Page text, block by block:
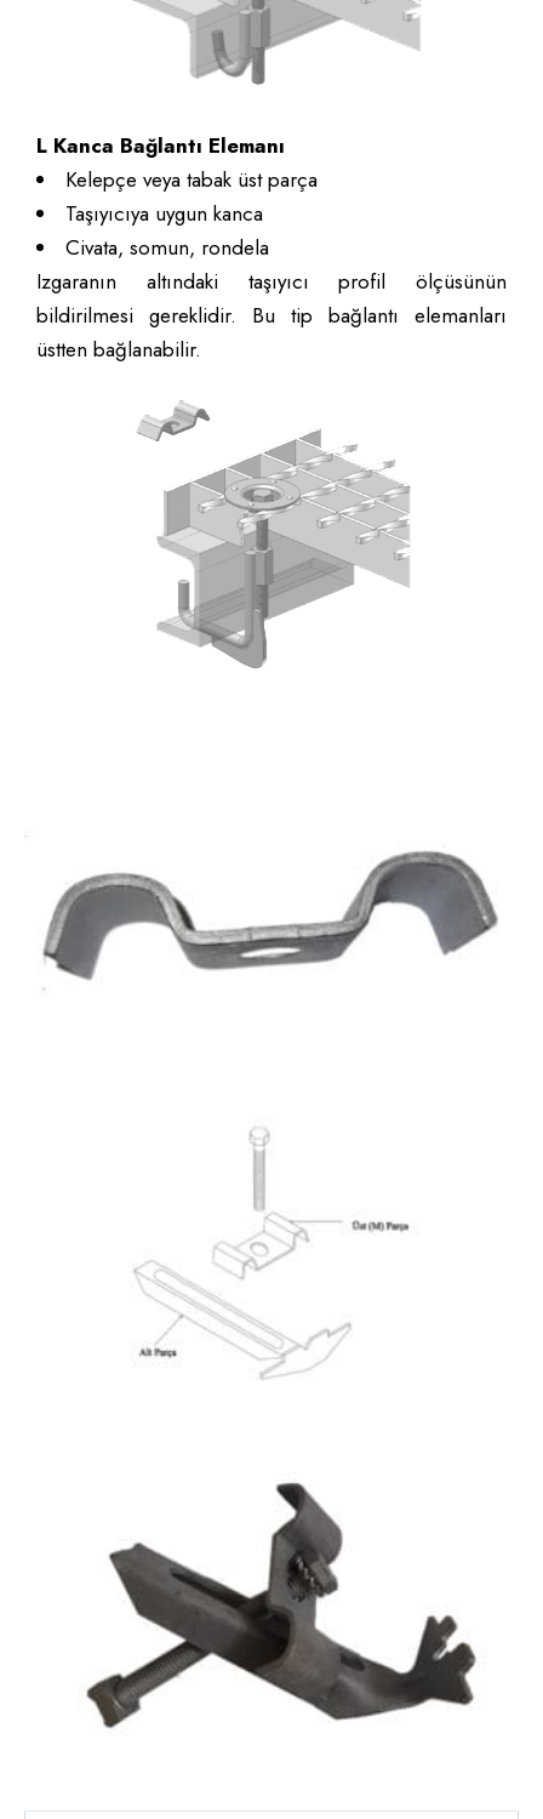
L Kanca Bağlantı Elemanı
Kelepçe veya tabak üst parça
Taşıyıcıya uygun kanca
Civata, somun, rondela
Izgaranın altındaki taşıyıcı profil ölçüsünün
bildirilmesi gereklidir. Bu tip bağlantı elemanları
üstten bağlanabilir.